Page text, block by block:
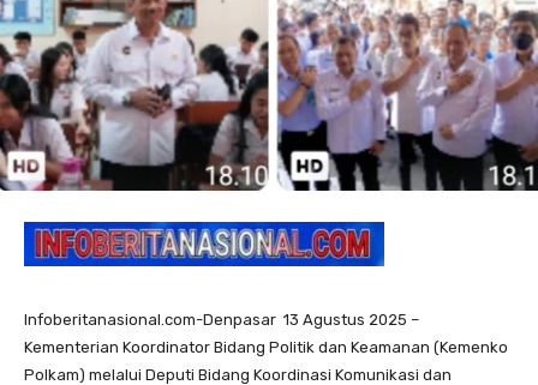
Infoberitanasional.com-Denpasar 13 Agustus 2025 –
Kementerian Koordinator Bidang Politik dan Keamanan (Kemenko
Polkam) melalui Deputi Bidang Koordinasi Komunikasi dan